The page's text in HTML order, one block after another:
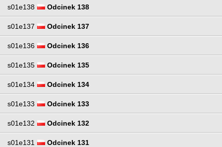
s01e138 Odcinek 138
s01e137 Odcinek 137
s01e136 Odcinek 136
s01e135 Odcinek 135
s01e134 Odcinek 134
s01e133 Odcinek 133
s01e132 Odcinek 132
s01e131 Odcinek 131